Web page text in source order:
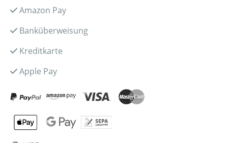
Amazon Pay
Banküberweisung
Kreditkarte
Apple Pay